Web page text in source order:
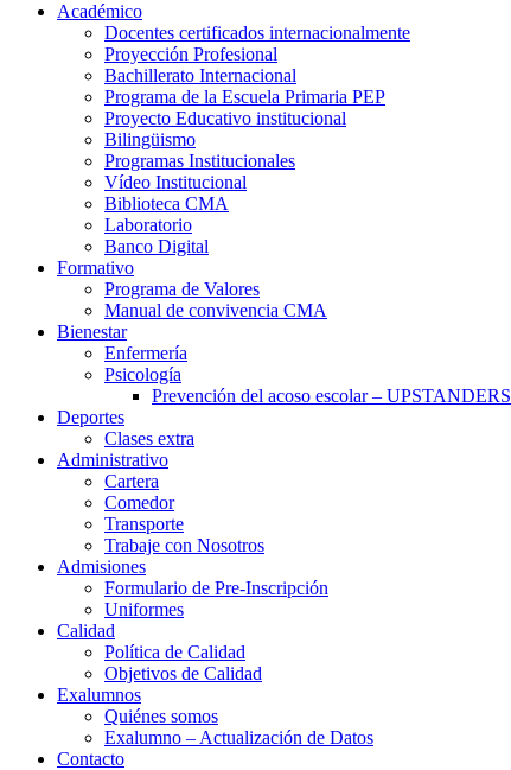
Académico
Docentes certificados internacionalmente
Proyección Profesional
Bachillerato Internacional
Programa de la Escuela Primaria PEP
Proyecto Educativo institucional
Bilingüismo
Programas Institucionales
Vídeo Institucional
Biblioteca CMA
Laboratorio
Banco Digital
Formativo
Programa de Valores
Manual de convivencia CMA
Bienestar
Enfermería
Psicología
Prevención del acoso escolar – UPSTANDERS
Deportes
Clases extra
Administrativo
Cartera
Comedor
Transporte
Trabaje con Nosotros
Admisiones
Formulario de Pre-Inscripción
Uniformes
Calidad
Política de Calidad
Objetivos de Calidad
Exalumnos
Quiénes somos
Exalumno – Actualización de Datos
Contacto